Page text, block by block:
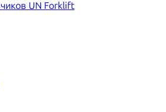
UN Forklift